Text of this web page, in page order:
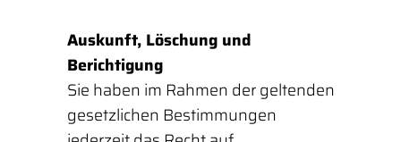
Auskunft, Löschung und
Berichtigung
Sie haben im Rahmen der geltenden
gesetzlichen Bestimmungen